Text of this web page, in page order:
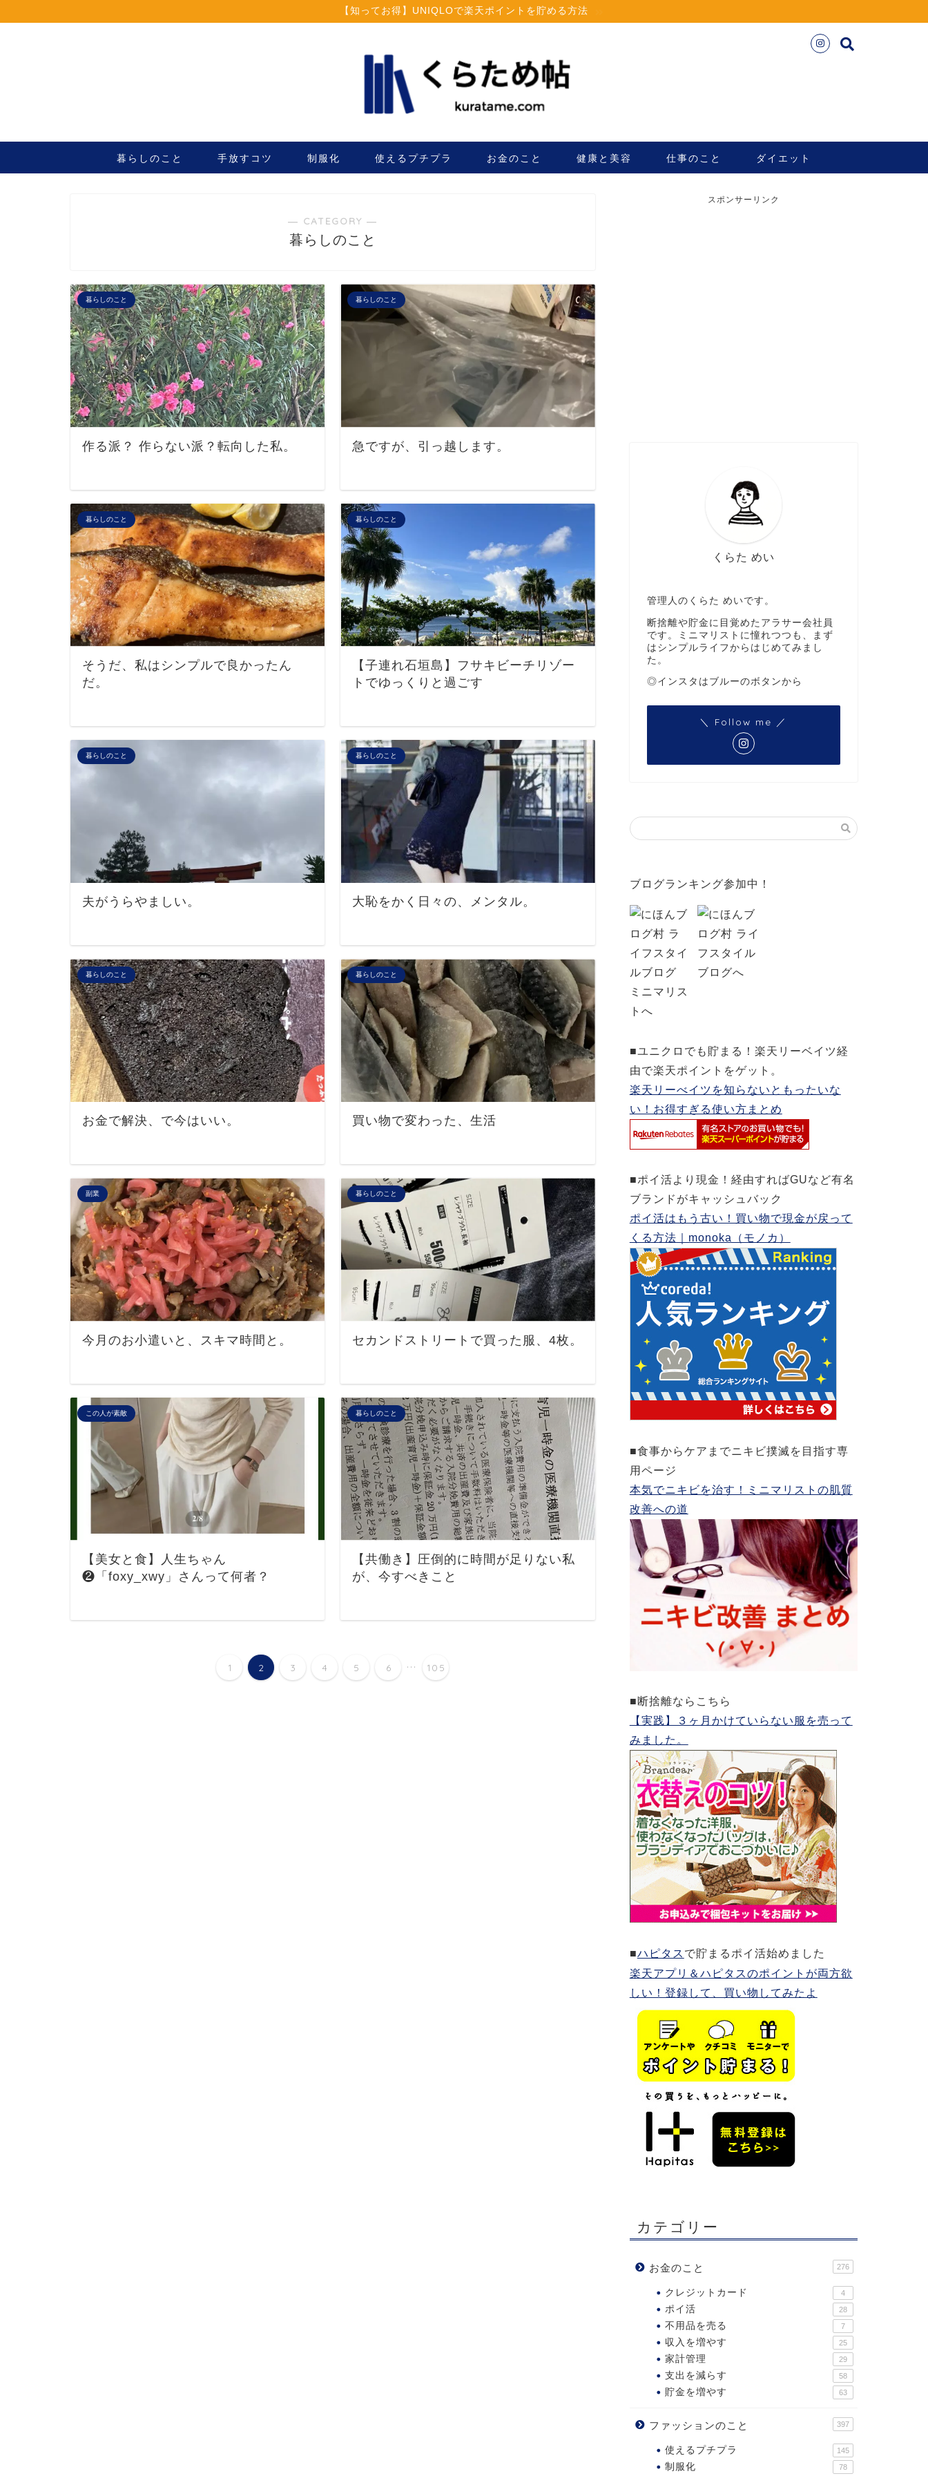
【知ってお得】UNIQLOで楽天ポイントを貯める方法
暮らしのこと 手放すコツ 制服化 使えるプチプラ お金のこと 健康と美容 仕事のこと ダイエット
― CATEGORY ―
暮らしのこと
暮らしのこと
作る派？ 作らない派？転向した私。
暮らしのこと
急ですが、引っ越します。
暮らしのこと
そうだ、私はシンプルで良かったん
だ。
暮らしのこと
【子連れ石垣島】フサキビーチリゾー
トでゆっくりと過ごす
暮らしのこと
夫がうらやましい。
暮らしのこと
大恥をかく日々の、メンタル。
暮らしのこと
お金で解決、で今はいい。
暮らしのこと
買い物で変わった、生活
副業
今月のお小遣いと、スキマ時間と。
暮らしのこと
セカンドストリートで買った服、4枚。
この人が素敵
【美女と食】人生ちゃん
❷「foxy_xwy」さんって何者？
暮らしのこと
【共働き】圧倒的に時間が足りない私
が、今すべきこと
1 2 3 4 5 6 ... 105
スポンサーリンク
くらた めい
管理人のくらた めいです。
断捨離や貯金に目覚めたアラサー会社員
です。ミニマリストに憧れつつも、まず
はシンプルライフからはじめてみまし
た。
◎インスタはブルーのボタンから
＼ Follow me ／
ブログランキング参加中！
■ユニクロでも貯まる！楽天リーベイツ経
由で楽天ポイントをゲット。
楽天リーべイツを知らないともったいな
い！お得すぎる使い方まとめ
■ポイ活より現金！経由すればGUなど有名
ブランドがキャッシュバック
ポイ活はもう古い！買い物で現金が戻って
くる方法｜monoka（モノカ）
■食事からケアまでニキビ撲滅を目指す専
用ページ
本気でニキビを治す！ミニマリストの肌質
改善への道
■断捨離ならこちら
【実践】３ヶ月かけていらない服を売って
みました。
■ハピタス で貯まるポイ活始めました
楽天アプリ＆ハピタスのポイントが両方欲
しい！登録して、買い物してみたよ
カテゴリー
お金のこと 276
クレジットカード 4
ポイ活 28
不用品を売る 7
収入を増やす 25
家計管理 29
支出を減らす 58
貯金を増やす 63
ファッションのこと 397
使えるプチプラ 145
制服化 78